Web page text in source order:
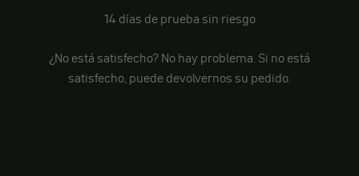
14 días de prueba sin riesgo
¿No está satisfecho? No hay problema. Si no está
satisfecho, puede devolvernos su pedido.